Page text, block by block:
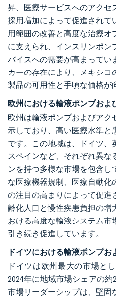
昇、医療サービスへのアクセ
採用増加によって促進されて
用範囲の改善と高度な治療オ
に支えられ、インスリンポン
バイスへの需要が高まってい
カーの存在により、メキシコ
製品の可用性と手頃な価格が
欧州における輸液ポンプおよ
欧州は輸液ポンプおよびアク
示しており、高い医療水準と
です。この地域は、ドイツ、
スペインなど、それぞれ異な
ンを持つ多様な市場を包含し
な医療機器規制、医療自動化
の注目の高まりによって促進
齢化人口と慢性疾患負担の増
おける高度な輸液システム市
引き続き促進しています。
ドイツにおける輸液ポンプ
ドイツは欧州最大の市場と
2024年に地域市場シェアの
市場リーダーシップは、堅固